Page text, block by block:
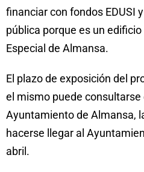
financiar con fondos EDUSI
pública porque es un
Especial de Almansa.
El plazo de exposición del
el mismo puede consultarse
Ayuntamiento de Almansa,
hacerse llegar al
abril.